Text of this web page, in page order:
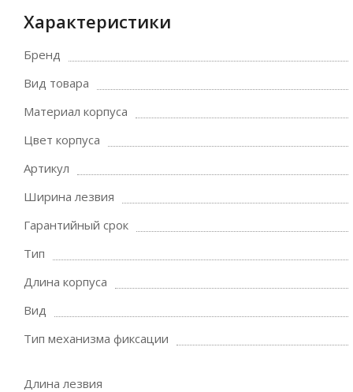
Характеристики
Бренд
Вид товара
Материал корпуса
Цвет корпуса
Артикул
Ширина лезвия
Гарантийный срок
Тип
Длина корпуса
Вид
Тип механизма фиксации
Длина лезвия